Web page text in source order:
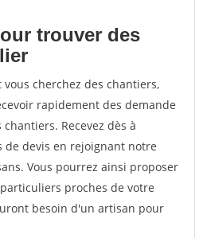
trouver des
cherchez des chantiers,
rapidement des demande
Recevez dès à
de devis en rejoignant notre
Vous pourrez ainsi proposer
proches de votre
besoin d'un artisan pour